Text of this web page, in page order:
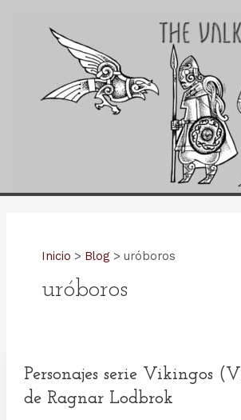
Inicio Blog uróboros
uróboros
Personajes serie Vikingos
de Ragnar Lodbrok